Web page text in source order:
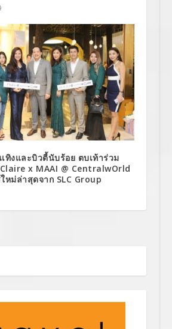
ทิงและบิวตี้นับร้อย ตบเท้าร่วม
x MAAI @ CentralwOrld
หม่ล่าสุดจาก SLC Group